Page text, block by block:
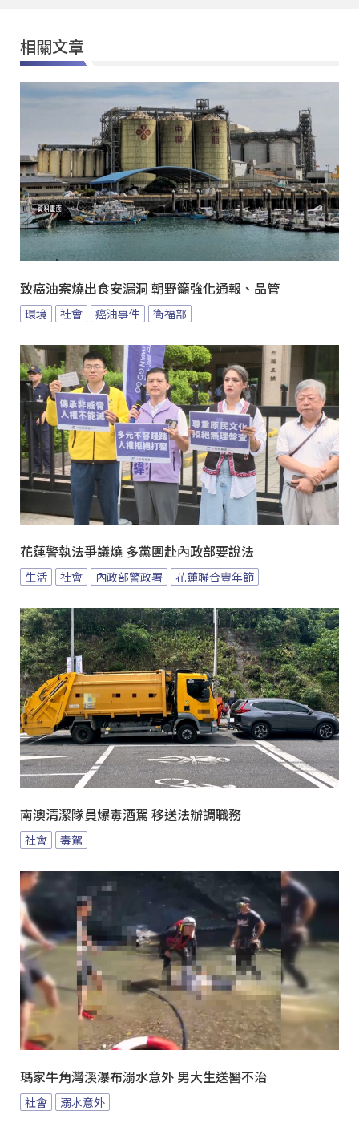
相關文章
致癌油案燒出食安漏洞 朝野籲強化通報、品管
環境 社會 癌油事件 衛福部
花蓮警執法爭議燒 多黨團赴內政部要說法
生活 社會 內政部警政署 花蓮聯合豐年節
南澳清潔隊員爆毒酒駕 移送法辦調職務
社會 毒駕
瑪家牛角灣溪瀑布溺水意外 男大生送醫不治
社會 溺水意外